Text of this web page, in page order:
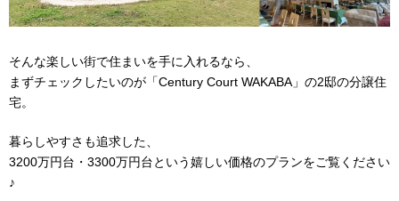
そんな楽しい街で住まいを手に入れるなら、
まずチェックしたいのが「Century Court WAKABA」の2邸の分譲住
宅。
暮らしやすさも追求した、
3200万円台・3300万円台という嬉しい価格のプランをご覧ください
♪